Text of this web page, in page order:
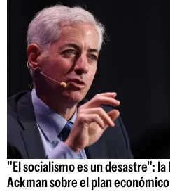
"El socialismo es un desastre":
Ackman sobre el plan